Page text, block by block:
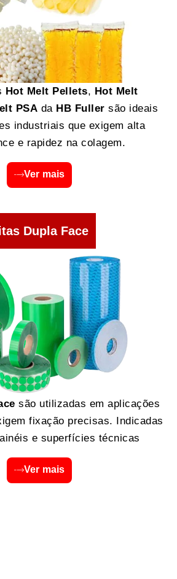
Hot Melt Pellets, Hot Melt
PSA da HB Fuller são ideais
industriais que exigem alta
e rapidez na colagem.
Ver mais
Dupla Face
são utilizadas em aplicações
fixação precisas. Indicadas
e superfícies técnicas
Ver mais